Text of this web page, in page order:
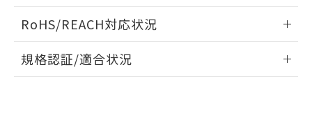
ドすることができます。
ログイン/会員登録
RoHS/REACH対応状況
EU RoHS 注意事項・凡例
規格認証/適合状況
荷製品に未対応品が混在することから備考
欄に対応日を記載しておりました。
既に当社にて対応品への在庫切替を完了
していることから、特段のことがない限
り、2022年1月12日より割愛しておりま